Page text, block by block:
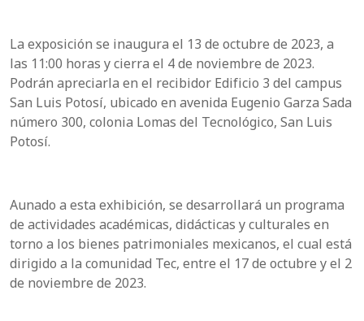
La exposición se inaugura el 13 de octubre de 2023, a
las 11:00 horas y cierra el 4 de noviembre de 2023.
Podrán apreciarla en el recibidor Edificio 3 del campus
San Luis Potosí, ubicado en avenida Eugenio Garza Sada
número 300, colonia Lomas del Tecnológico, San Luis
Potosí.
Aunado a esta exhibición, se desarrollará un programa
de actividades académicas, didácticas y culturales en
torno a los bienes patrimoniales mexicanos, el cual está
dirigido a la comunidad Tec, entre el 17 de octubre y el 2
de noviembre de 2023.